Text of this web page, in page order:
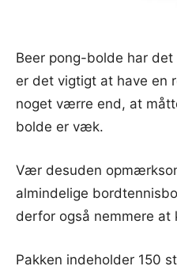
Beer pong-bolde har
er det vigtigt at have en
noget værre end, at
bolde er væk.
Vær desuden
almindelige
derfor også nemmere at
Pakken indeholder 150